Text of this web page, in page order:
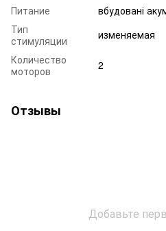
Питание
вбудовані
Тип
стимуляции
изменяемая
Количество
моторов
2
Отзывы
Добавьте